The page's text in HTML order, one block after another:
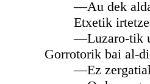
—Au dek
Etxetik
—Luzaro-tik
Gorrotorik bai al-
—Ez zergatiak